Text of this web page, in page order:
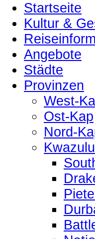
Startseite
Kultur &
Angebote
Städte
Provinzen
West-
Ost-Kap
Nord-